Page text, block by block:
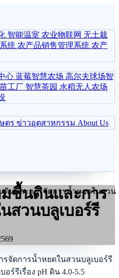
智能温室 农业物联网 无土栽
统 农产品销售管理系统 农产
心 蓝莓智慧农场 高尔夫球场智
工厂 智慧茶园 水稻无人农场
ตร ข่าวอุตสาหกรรม About Us
ชื้นดินและการ
สวนบลูเบอร์รี
จัดการน้ำหยดในสวนบลูเบอร์รี
ร์รีเรื่อง pH ดิน 4.0-5.5